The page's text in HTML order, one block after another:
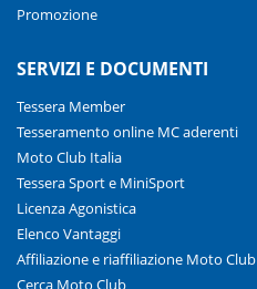
Promozione
SERVIZI E DOCUMENTI
Tessera Member
Tesseramento online MC aderenti
Moto Club Italia
Tessera Sport e MiniSport
Licenza Agonistica
Elenco Vantaggi
Affiliazione e riaffiliazione Moto Club
Cerca Moto Club